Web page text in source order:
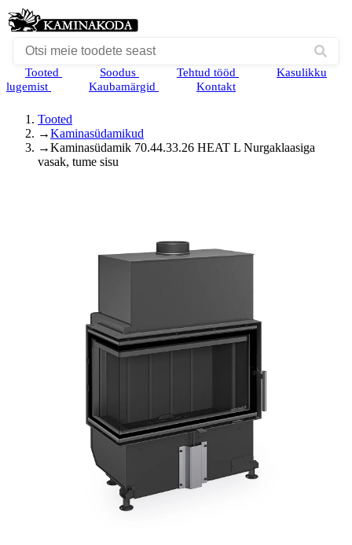
Tooted Soodus Tehtud tööd
Kasulikku
lugemist
Kaubamärgid Kontakt
Tooted
→Kaminasüdamikud
→Kaminasüdamik 70.44.33.26 HEAT L Nurgaklaasiga
vasak, tume sisu